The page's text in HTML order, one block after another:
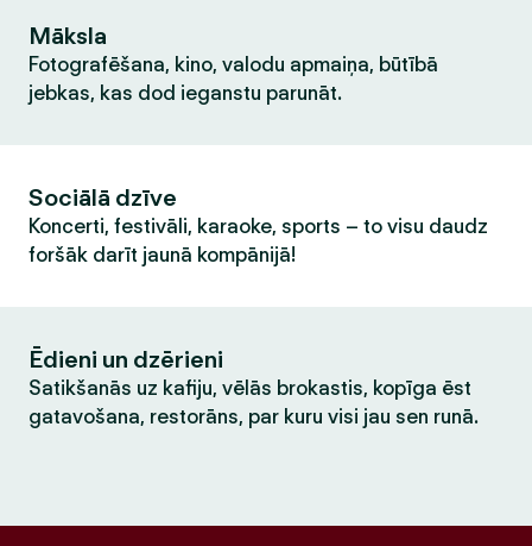
Māksla
Fotografēšana, kino, valodu apmaiņa, būtībā
jebkas, kas dod ieganstu parunāt.
Sociālā dzīve
Koncerti, festivāli, karaoke, sports – to visu daudz
foršāk darīt jaunā kompānijā!
Ēdieni un dzērieni
Satikšanās uz kafiju, vēlās brokastis, kopīga ēst
gatavošana, restorāns, par kuru visi jau sen runā.